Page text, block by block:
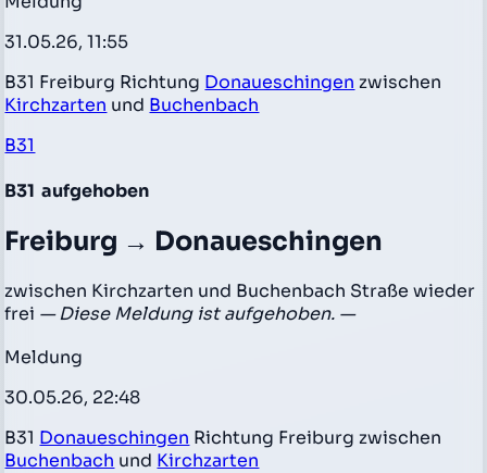
31.05.26, 11:55
B31 Freiburg Richtung Donaueschingen zwischen
Kirchzarten und Buchenbach
B31
B31 aufgehoben
Freiburg → Donaueschingen
zwischen Kirchzarten und Buchenbach Straße wieder
frei — Diese Meldung ist aufgehoben. —
Meldung
30.05.26, 22:48
B31 Donaueschingen Richtung Freiburg zwischen
Buchenbach und Kirchzarten